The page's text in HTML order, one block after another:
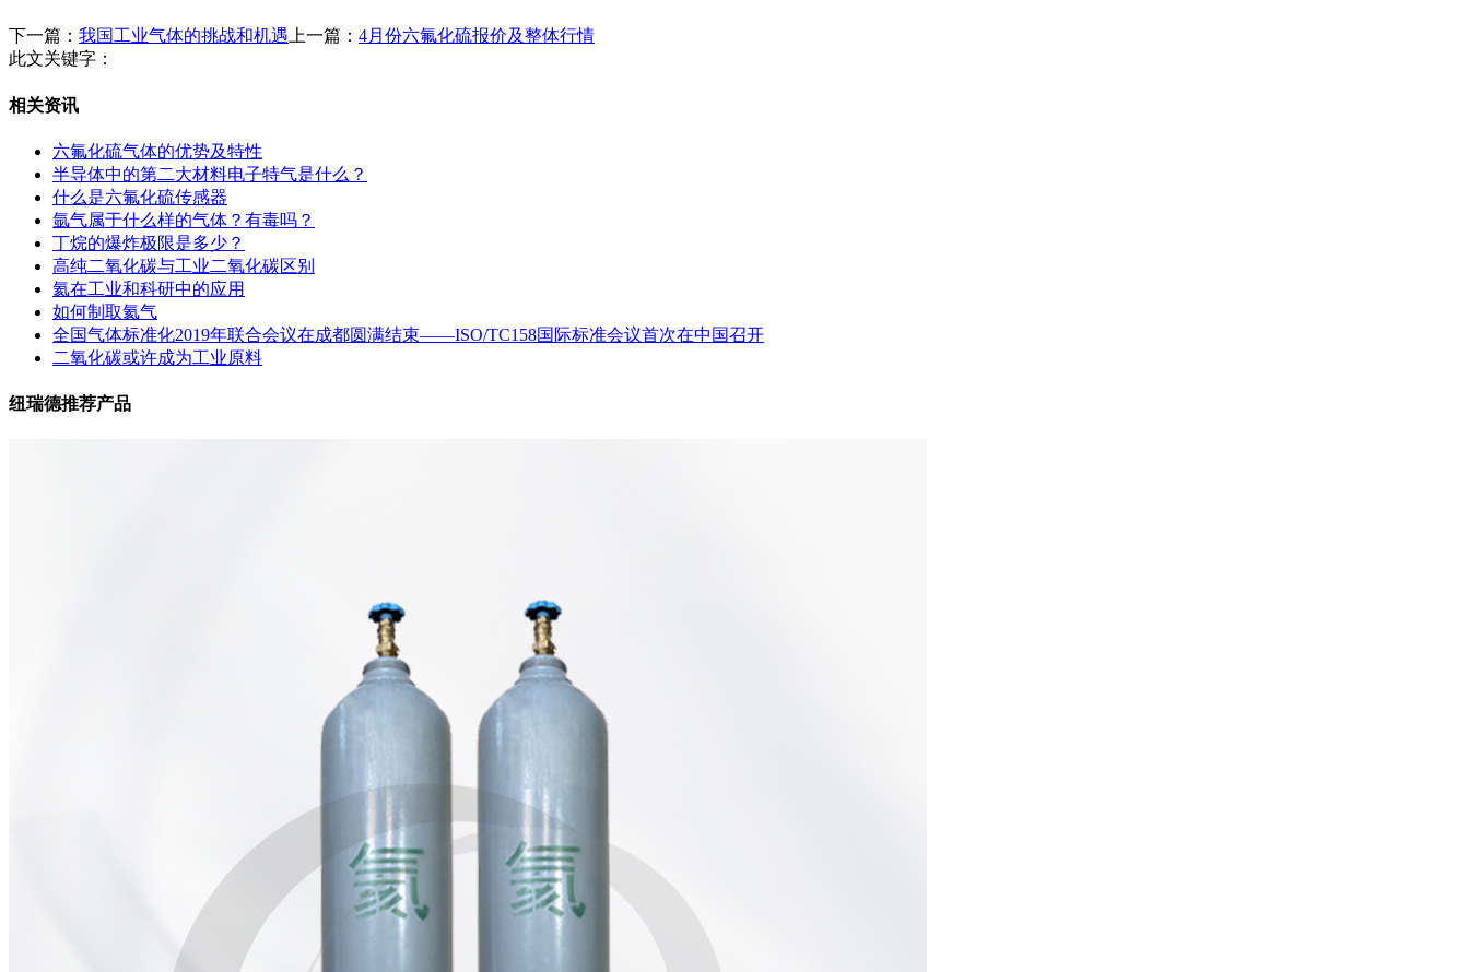
下一篇： 我国工业气体的挑战和机遇 上一篇： 4月份六氟化硫报价及整体行情
此文关键字：
相关资讯
六氟化硫气体的优势及特性
半导体中的第二大材料电子特气是什么？
什么是六氟化硫传感器
氩气属于什么样的气体？有毒吗？
丁烷的爆炸极限是多少？
高纯二氧化碳与工业二氧化碳区别
氦在工业和科研中的应用
如何制取氦气
全国气体标准化2019年联合会议在成都圆满结束——ISO/TC158国际标准会议首次在中国召开
二氧化碳或许成为工业原料
纽瑞德推荐产品